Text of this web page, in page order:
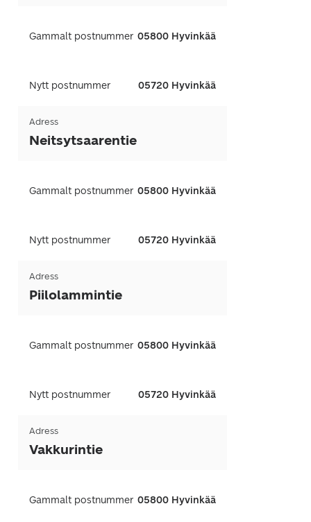
Gammalt postnummer 05800 Hyvinkää
Nytt postnummer 05720 Hyvinkää
Adress
Neitsytsaarentie
Gammalt postnummer 05800 Hyvinkää
Nytt postnummer 05720 Hyvinkää
Adress
Piilolammintie
Gammalt postnummer 05800 Hyvinkää
Nytt postnummer 05720 Hyvinkää
Adress
Vakkurintie
Gammalt postnummer 05800 Hyvinkää